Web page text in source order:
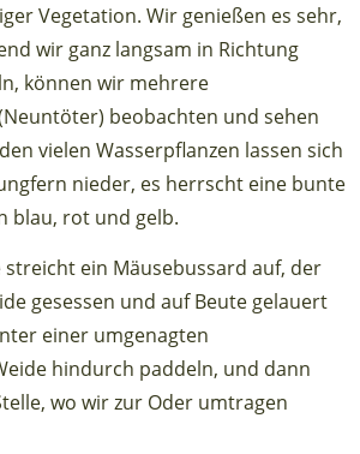
Vegetation. Wir genießen es sehr,
wir ganz langsam in Richtung
können wir mehrere
beobachten und sehen
vielen Wasserpflanzen lassen sich
nieder, es herrscht eine bunte
blau, rot und gelb.
ein Mäusebussard auf, der
gesessen und auf Beute gelauert
einer umgenagten
hindurch paddeln, und dann
wo wir zur Oder umtragen